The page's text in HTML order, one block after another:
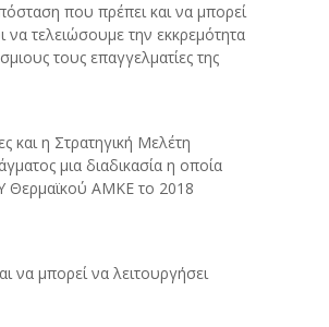
που πρέπει και να μπορεί
τελειώσουμε την εκκρεμότητα
τους επαγγελματίες της
και η Στρατηγική Μελέτη
μια διαδικασία η οποία
Θερμαϊκού ΑΜΚΕ το 2018
να μπορεί να λειτουργήσει